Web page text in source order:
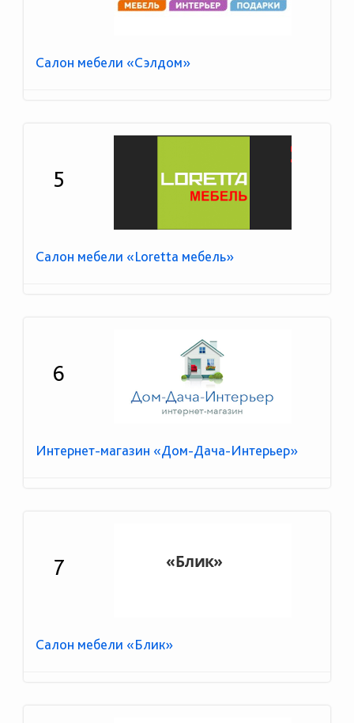
Салон мебели «Сэлдом»
5
Салон мебели «Loretta мебель»
6
Интернет-магазин «Дом-Дача-Интерьер»
7
Салон мебели «Блик»